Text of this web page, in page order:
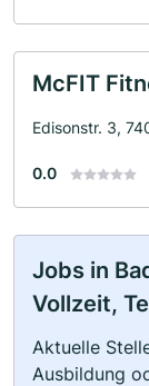
McFIT
Edisonstr. 3,
0.0
Jobs in
Vollzeit,
Aktuelle
Ausbildung